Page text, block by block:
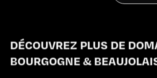
DÉCOUVREZ PLUS DE
BOURGOGNE &